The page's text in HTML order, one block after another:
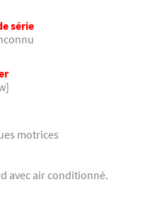
série
motrices
avec air conditionné.